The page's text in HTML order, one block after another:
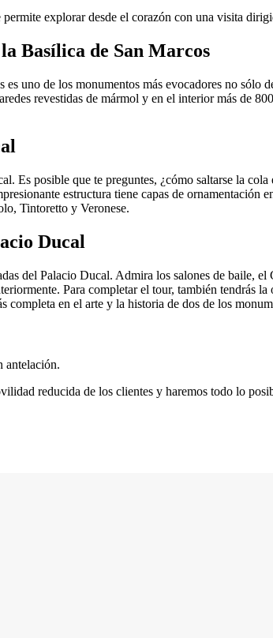
explorar desde el corazón con una visita
Basílica de San Marcos
uno de los monumentos más evocadores no
revestidas de mármol y en el interior más de
Es posible que te preguntes, ¿cómo saltarse la
estructura tiene capas de ornamentación
Tintoretto y Veronese.
Ducal
del Palacio Ducal. Admira los salones de baile,
Para completar el tour, también tendrás
completa en el arte y la historia de dos de los
antelación.
reducida de los clientes y haremos todo lo